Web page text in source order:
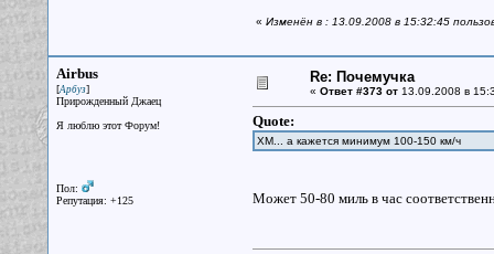
« Изменён в : 13.09.2008 в 15:32:45
Airbus
[Арбуз]
Прирожденный Джаец
Я люблю этот Форум!
Пол:
Репутация: +125
Re: Почемучка
« Ответ #373 от13.09.2008 в
Quote:
ХМ... а кажется минимум 100-150 км/ч
Может 50-80 миль в час